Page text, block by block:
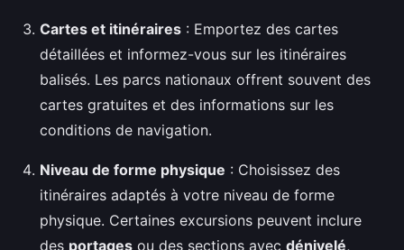
Cartes et itinéraires : Emportez des cartes
détaillées et informez-vous sur les itinéraires
balisés. Les parcs nationaux offrent souvent des
cartes gratuites et des informations sur les
conditions de navigation.
Niveau de forme physique : Choisissez des
itinéraires adaptés à votre niveau de forme
physique. Certaines excursions peuvent inclure
des portages ou des sections avec dénivelé,